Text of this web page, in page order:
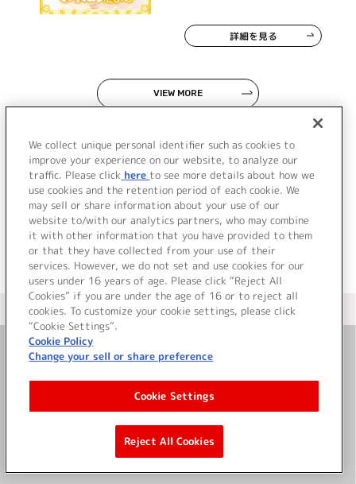
詳細を見る
VIEW MORE
JP
＜ カタログサイト トップページへ
お問い合わせ
サイト利用について
©Bandai Namco Music Live Inc.
We collect unique personal identifier such as cookies to
improve your experience on our website, to analyze our
traffic. Please click here to see more details about how we
use cookies and the retention period of each cookie. We
may sell or share information about your use of our
website to/with our analytics partners, who may combine
it with other information that you have provided to them
or that they have collected from your use of their
services. However, we do not set and use cookies for our
users under 16 years of age. Please click “Reject All
Cookies” if you are under the age of 16 or to reject all
cookies. To customize your cookie settings, please click
“Cookie Settings”.
Cookie Policy
Change your sell or share preference
Cookie Settings
Reject All Cookies